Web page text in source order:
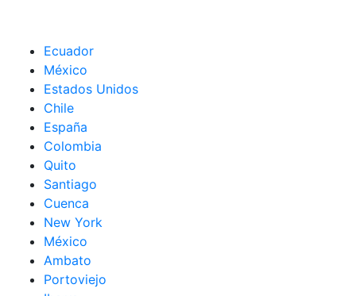
Ecuador
México
Estados Unidos
Chile
España
Colombia
Quito
Santiago
Cuenca
New York
México
Ambato
Portoviejo